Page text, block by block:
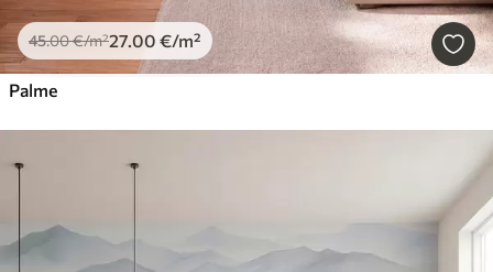
45.00€/m²27.00 €/m²
Palme